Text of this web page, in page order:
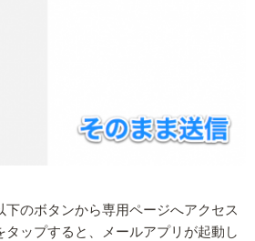
のボタンから専用ページへアクセス
タップすると、メールアプリが起動し